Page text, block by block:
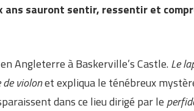
sauront sentir, ressentir et
Angleterre à Baskerville’s Castle. Le
de violonet expliqua le ténébreux
dans ce lieu dirigé par le